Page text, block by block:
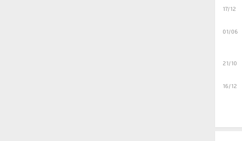
17/12
01/06
21/10
16/12